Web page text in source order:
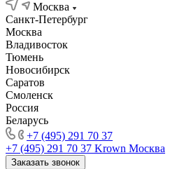
Москва
Санкт-Петербург
Москва
Владивосток
Тюмень
Новосибирск
Саратов
Смоленск
Россия
Беларусь
+7 (495) 291 70 37
+7 (495) 291 70 37 Krown Москва
Заказать звонок